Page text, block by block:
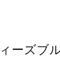
ーズブ